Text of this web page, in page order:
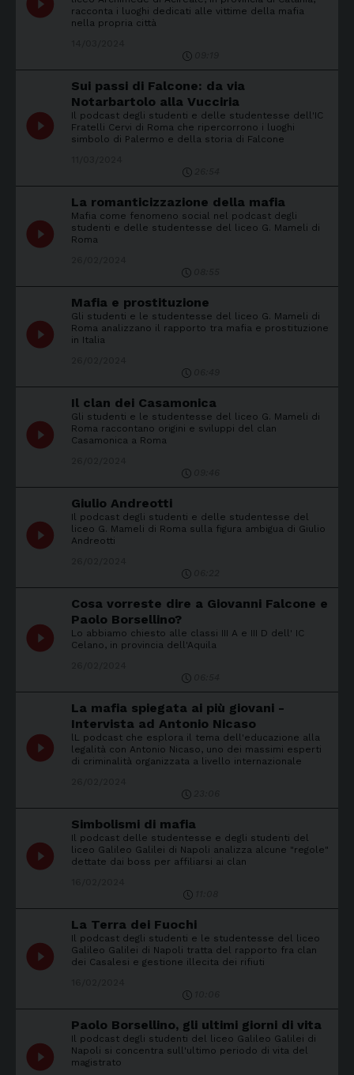
racconta i luoghi dedicati alle vittime della mafia
nella propria città
play_circle_filled
Sui passi di Falcone: da via
Notarbartolo alla Vucciria
Il podcast degli studenti e delle studentesse dell'IC
Fratelli Cervi di Roma che ripercorrono i luoghi
simbolo di Palermo e della storia di Falcone
play_circle_filled
La romanticizzazione della mafia
Mafia come fenomeno social nel podcast degli
studenti e delle studentesse del liceo G. Mameli di
Roma
play_circle_filled
Mafia e prostituzione
Gli studenti e le studentesse del liceo G. Mameli di
Roma analizzano il rapporto tra mafia e prostituzione
in Italia
play_circle_filled
Il clan dei Casamonica
Gli studenti e le studentesse del liceo G. Mameli di
Roma raccontano origini e sviluppi del clan
Casamonica a Roma
play_circle_filled
Giulio Andreotti
Il podcast degli studenti e delle studentesse del
liceo G. Mameli di Roma sulla figura ambigua di Giulio
Andreotti
play_circle_filled
Cosa vorreste dire a Giovanni Falcone e
Paolo Borsellino?
Lo abbiamo chiesto alle classi III A e III D dell' IC
Celano, in provincia dell'Aquila
play_circle_filled
La mafia spiegata ai più giovani -
Intervista ad Antonio Nicaso
lL podcast che esplora il tema dell'educazione alla
legalità con Antonio Nicaso, uno dei massimi esperti
di criminalità organizzata a livello internazionale
play_circle_filled
Simbolismi di mafia
Il podcast delle studentesse e degli studenti del
liceo Galileo Galilei di Napoli analizza alcune "regole"
dettate dai boss per affiliarsi ai clan
play_circle_filled
La Terra dei Fuochi
Il podcast degli studenti e le studentesse del liceo
Galileo Galilei di Napoli tratta del rapporto fra clan
dei Casalesi e gestione illecita dei rifiuti
play_circle_filled
Paolo Borsellino, gli ultimi giorni di vita
Il podcast degli studenti del liceo Galileo Galilei di
Napoli si concentra sull'ultimo periodo di vita del
magistrato